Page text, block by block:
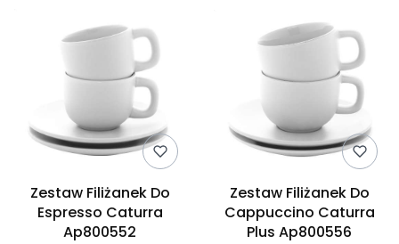
Zestaw Filiżanek Do
Espresso Caturra
Ap800552
Zestaw Filiżanek Do
Cappuccino Caturra
Plus Ap800556